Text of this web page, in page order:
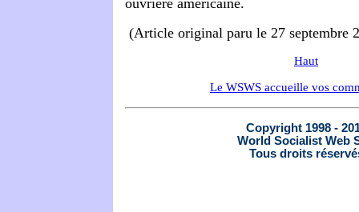
ouvrière américaine.
(Article original paru le 27 septembre
Haut
Le WSWS accueille vos
Copyright 1998 -
World Socialist Web
Tous droits